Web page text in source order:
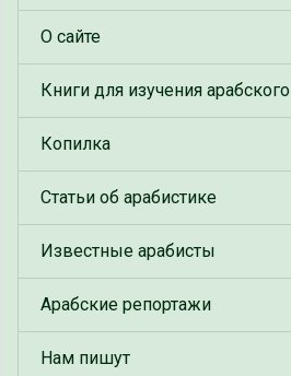
О сайте
Книги для изучения арабского
Копилка
Статьи об арабистике
Известные арабисты
Арабские репортажи
Нам пишут